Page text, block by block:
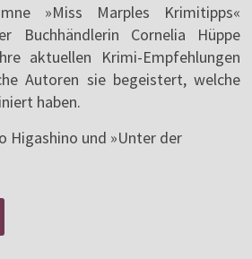
»Miss Marples Krimitipps«
Buchhändlerin Cornelia Hüppe
aktuellen Krimi-Empfehlungen
Autoren sie begeistert, welche
haben.
Higashino und »Unter der